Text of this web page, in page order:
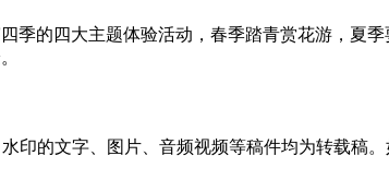
的四大主题体验活动，春季踏青赏花游，夏
印的文字、图片、音频视频等稿件均为转载稿